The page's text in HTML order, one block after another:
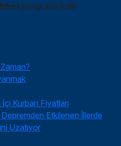
programı İndir
Kurban Fiyatları
Etkilenen İllerde
Uzatıyor